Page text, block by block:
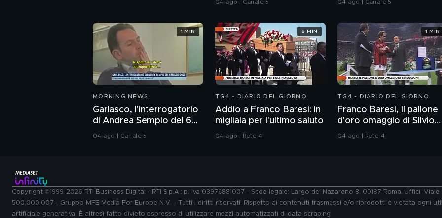
04 ago | Canale 5 04 ago | Canale 5
MORNING NEWS
Garlasco, l'interrogatorio
di Andrea Sempio del 6
maggio 2026
04 ago | Canale 5
1 MIN
TG4 - DIARIO DEL GIORNO
Addio a Franco Baresi: in
migliaia per l'ultimo saluto
04 ago | Rete 4
6 MIN
TG4 - DIARIO DEL GIORNO
Franco Baresi, il pallone
d'oro omaggio di Silvio
Berlusconi
04 ago | Rete 4
1 MIN
Copyright ©1999-2026 RTI Business Digital - RTI S.p.A.: p. iva 03976881007 - Sede legale: Largo del Nazareno 8, 00187 Roma. Uffici:
500.000.007 - Gruppo MFE Media For Europe N.V. - Tutti i diritti riservati. Rispetto ai contenuti trasmessi e/o riprodotti è vietata ogni
artificiale generativa. È altresì fatto divieto espresso di utilizzare mezzi automatizzati di data scraping.